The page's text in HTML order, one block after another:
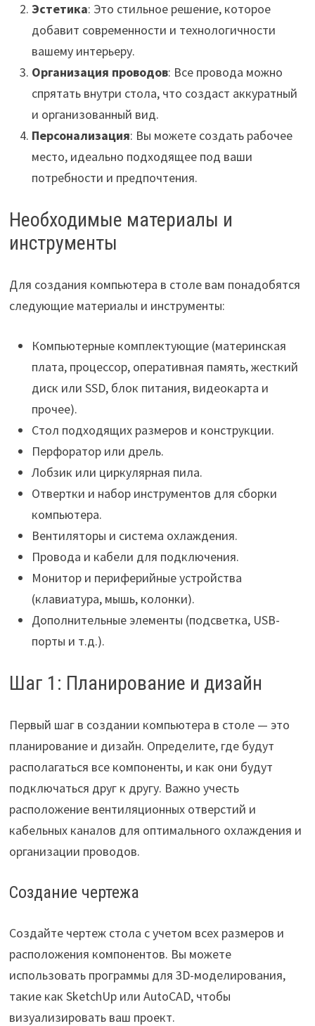
Эстетика: Это стильное решение, которое
добавит современности и технологичности
вашему интерьеру.
Организация проводов: Все провода можно
спрятать внутри стола, что создаст аккуратный
и организованный вид.
Персонализация: Вы можете создать рабочее
место, идеально подходящее под ваши
потребности и предпочтения.
Необходимые материалы и
инструменты
Для создания компьютера в столе вам понадобятся
следующие материалы и инструменты:
Компьютерные комплектующие (материнская
плата, процессор, оперативная память, жесткий
диск или SSD, блок питания, видеокарта и
прочее).
Стол подходящих размеров и конструкции.
Перфоратор или дрель.
Лобзик или циркулярная пила.
Отвертки и набор инструментов для сборки
компьютера.
Вентиляторы и система охлаждения.
Провода и кабели для подключения.
Монитор и периферийные устройства
(клавиатура, мышь, колонки).
Дополнительные элементы (подсветка, USB-
порты и т.д.).
Шаг 1: Планирование и дизайн
Первый шаг в создании компьютера в столе — это
планирование и дизайн. Определите, где будут
располагаться все компоненты, и как они будут
подключаться друг к другу. Важно учесть
расположение вентиляционных отверстий и
кабельных каналов для оптимального охлаждения и
организации проводов.
Создание чертежа
Создайте чертеж стола с учетом всех размеров и
расположения компонентов. Вы можете
использовать программы для 3D-моделирования,
такие как SketchUp или AutoCAD, чтобы
визуализировать ваш проект.